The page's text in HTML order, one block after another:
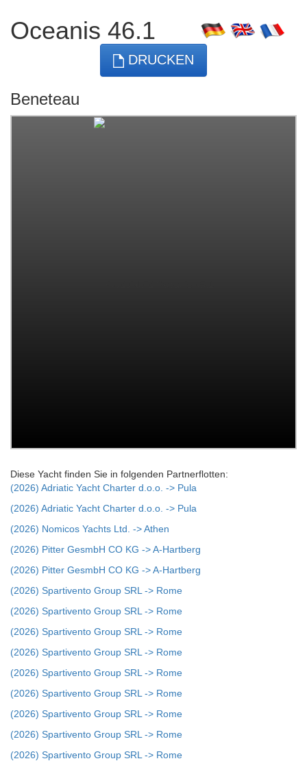
Oceanis 46.1
DRUCKEN
Beneteau
Diese Yacht finden Sie in folgenden Partnerflotten:
(2026) Adriatic Yacht Charter d.o.o. -> Pula
(2026) Adriatic Yacht Charter d.o.o. -> Pula
(2026) Nomicos Yachts Ltd. -> Athen
(2026) Pitter GesmbH CO KG -> A-Hartberg
(2026) Pitter GesmbH CO KG -> A-Hartberg
(2026) Spartivento Group SRL -> Rome
(2026) Spartivento Group SRL -> Rome
(2026) Spartivento Group SRL -> Rome
(2026) Spartivento Group SRL -> Rome
(2026) Spartivento Group SRL -> Rome
(2026) Spartivento Group SRL -> Rome
(2026) Spartivento Group SRL -> Rome
(2026) Spartivento Group SRL -> Rome
(2026) Spartivento Group SRL -> Rome